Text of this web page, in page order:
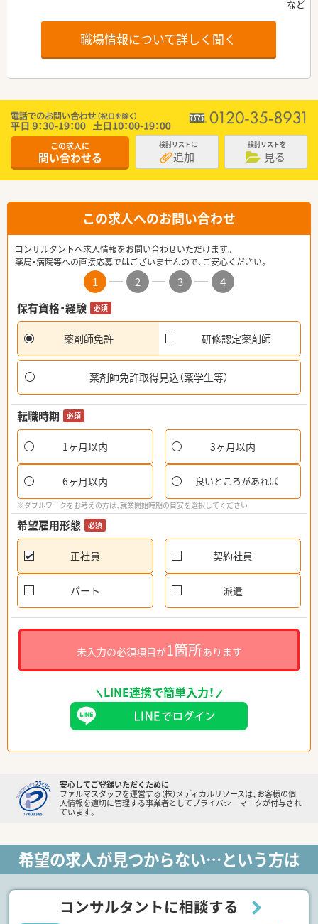
職場情報について詳しく聞く
この求人に
問い合わせる
検討リストに
追加
検討リストを
見る
この求人へのお問い合わせ
コンサルタントへ求人情報をお問い合わせいただけます。
薬局・病院等への直接応募ではございませんので、ご安心ください。
1 2 3
4
保有資格・経験
必須
薬剤師免許 研修認定薬剤師
薬剤師免許取得見込（薬学生等）
転職時期 必須
1ヶ月以内 3ヶ月以内
6ヶ月以内 良いところがあれば
※ダブルワークをお考えの方は、就業開始時期の目安を選択してください
希望雇用形態 必須
正社員 契約社員
パート 派遣
未入力の必須項目が1箇所あります
LINE連携で簡単入力！
安心してご登録いただくために
ファルマスタッフを運営する（株）メディカルリソースは、お客様の個
人情報を適切に管理する事業者としてプライバシーマークが付与され
ています。
希望の求人が見つからない…という方は
コンサルタントに相談する